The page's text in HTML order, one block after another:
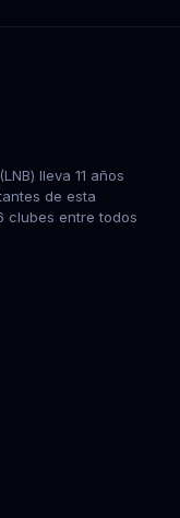
lleva 11 años
de esta
clubes entre todos